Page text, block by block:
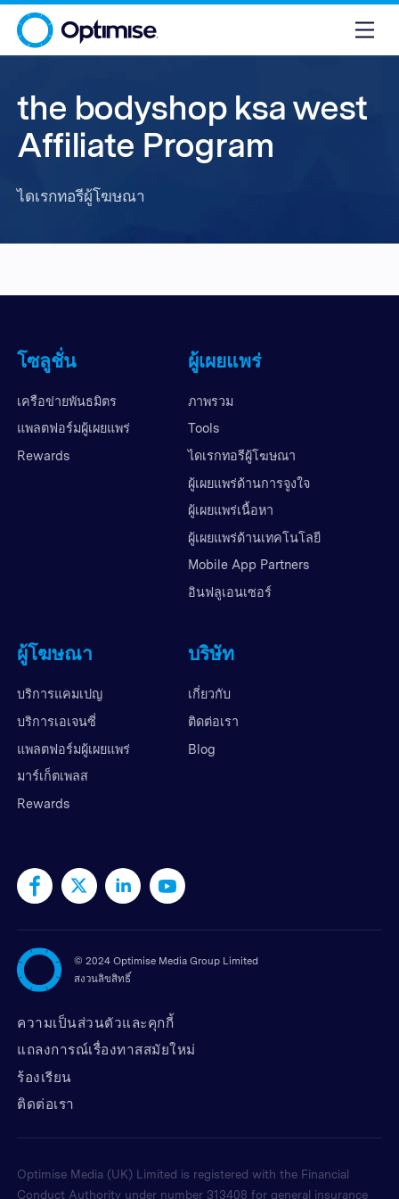
the bodyshop ksa west
Affiliate Program
ไดเรกทอรีผู้โฆษณา
โซลูชั่น
เครือข่ายพันธมิตร
แพลตฟอร์มผู้เผยแพร่
Rewards
ผู้เผยแพร่
ภาพรวม
Tools
ไดเรกทอรีผู้โฆษณา
ผู้เผยแพร่ด้านการจูงใจ
ผู้เผยแพร่เนื้อหา
ผู้เผยแพร่ด้านเทคโนโลยี
Mobile App Partners
อินฟลูเอนเซอร์
ผู้โฆษณา
บริการแคมเปญ
บริการเอเจนซี่
แพลตฟอร์มผู้เผยแพร่
มาร์เก็ตเพลส
Rewards
บริษัท
เกี่ยวกับ
ติดต่อเรา
Blog
© 2024 Optimise Media Group Limited
สงวนลิขสิทธิ์
ความเป็นส่วนตัวและคุกกี้
แถลงการณ์เรื่องทาสสมัยใหม่
ร้องเรียน
ติดต่อเรา
Optimise Media (UK) Limited is registered with the Financial
Conduct Authority under number 313408 for general insurance